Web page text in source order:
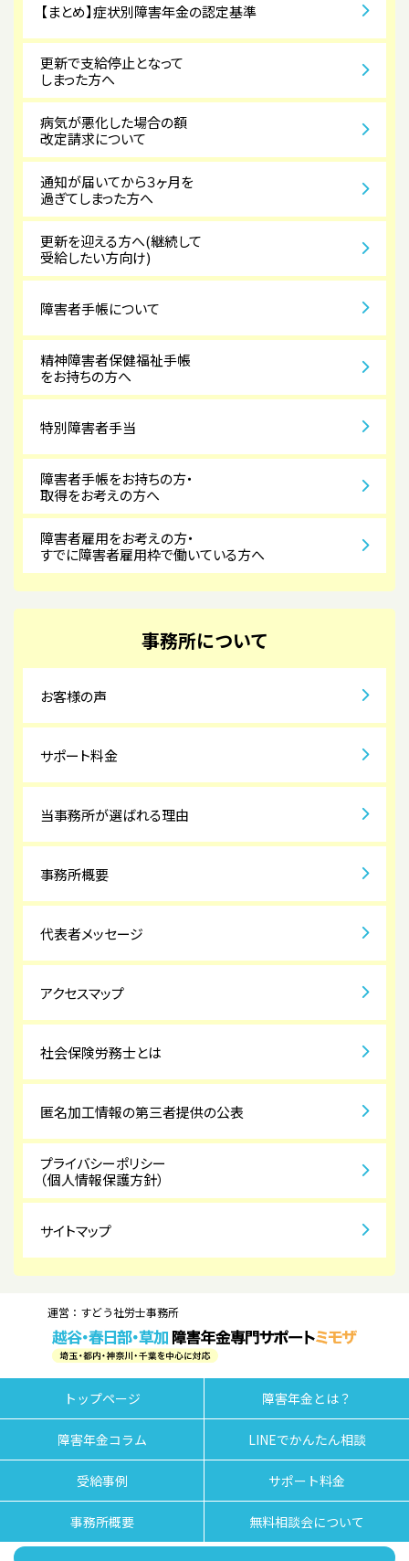
【まとめ】症状別障害年金の認定基準
更新で支給停止となって
しまった方へ
病気が悪化した場合の額
改定請求について
通知が届いてから３ヶ月を
過ぎてしまった方へ
更新を迎える方へ(継続して
受給したい方向け)
障害者手帳について
精神障害者保健福祉手帳
をお持ちの方へ
特別障害者手当
障害者手帳をお持ちの方・
取得をお考えの方へ
障害者雇用をお考えの方・
すでに障害者雇用枠で働いている方へ
事務所について
お客様の声
サポート料金
当事務所が選ばれる理由
事務所概要
代表者メッセージ
アクセスマップ
社会保険労務士とは
匿名加工情報の第三者提供の公表
プライバシーポリシー
（個人情報保護方針）
サイトマップ
運営：すどう社労士事務所
トップページ 障害年金とは？
障害年金コラム LINEでかんたん相談
受給事例 サポート料金
事務所概要 無料相談会について